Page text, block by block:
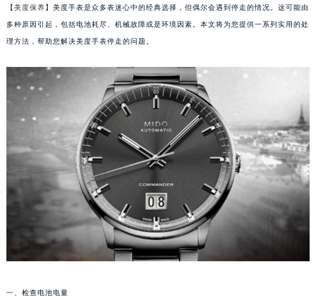
【美度保养】美度手表是众多表迷心中的经典选择，但偶尔会遇到停走的情况。这可能由
多种原因引起，包括电池耗尽、机械故障或是环境因素。本文将为您提供一系列实用的处
理方法，帮助您解决美度手表停走的问题。
一、检查电池电量